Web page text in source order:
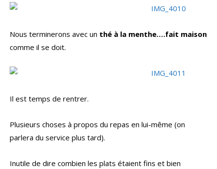
Nous terminerons avec un thé à la menthe….fait maison
comme il se doit.
Il est temps de rentrer.
Plusieurs choses à propos du repas en lui-même (on
parlera du service plus tard).
Inutile de dire combien les plats étaient fins et bien